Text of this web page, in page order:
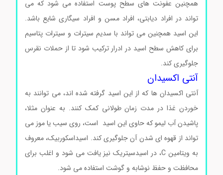
همچنین عفونت های سطح پوست استفاده می شود که می
تواند در افراد دیابتی، افراد مسن و افراد سیگاری شایع باشد.
این اسید همچنین می تواند با سدیم سیترات و سیترات پتاسیم
برای کاهش سطح اسید در ادرار ترکیب شود تا از حملات نقرس
جلوگیری کند.
آنتی اکسیدان
آنتی اکسیدان ها که از این اسید گرفته شده اند، می توانند به
خوردن غذا در مدت زمان طولانی کمک کنند. به عنوان مثلا،
پاشیدن آب لیمو که حاوی این اسید است، روی سیب یا موز می
تواند از قهوه ای شدن آن جلوگیری کند. اسیداسکوربیک، معروف
به ویتامین C، در اسیدسیتریک نیز یافت می شود و اغلب برای
محافظت و حفظ نوشابه و گوشت استفاده می شود.